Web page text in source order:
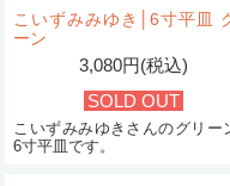
こいずみみゆき│6寸平皿
ーン
3,080円(税込)
SOLD OUT
こいずみみゆきさんのグリー
6寸平皿です。